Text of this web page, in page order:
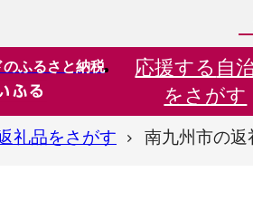
ふるさと納税 応援する 自
をさがす
礼品をさがす 南九州市の返